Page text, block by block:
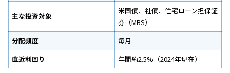
主な投資対象
米国債、社債、住宅ローン担保証
券（MBS）
分配頻度
毎月
直近利回り
年間約2.5%（2024年現在）